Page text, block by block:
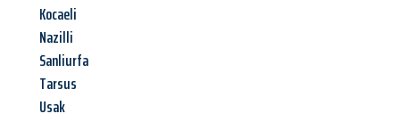
Kocaeli
Nazilli
Sanliurfa
Tarsus
Usak